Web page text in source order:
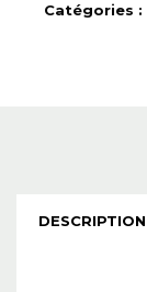
Catégories :
DESCRIPTION